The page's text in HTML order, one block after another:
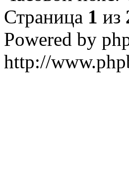
Страница 1 из
Powered by
http://